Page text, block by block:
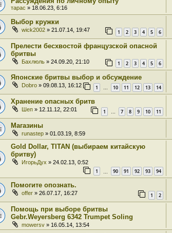
тарас » 18.06.23, 6:16
Выбор кружки
wick2002 » 21.07.14, 19:47 1 2 3 4 5 6
Прелести бесхвостой французской опасной
бритвы
Бахлюль » 24.09.20, 21:10 1 2 3 4 5 6
Японские бритвы выбор и обсуждение
Dobro » 09.08.13, 16:12 1 … 10 11 12 13 14
Хранение опасных бритв
Шеп » 12.11.12, 22:01 1 … 7 8 9 10 11
Магазины
runastep » 01.03.19, 8:59
Gold Dollar, TITAN (выбираем китайскую
бритву)
ИгорьДух » 24.02.13, 0:52
1 90 91 92 93 94
Помогите опознать.
offer » 26.07.17, 16:27 1 2
Помощь при выборе бритвы
Gebr.Weyersberg 6342 Trumpet Soling
mowersv » 16.05.14, 13:54